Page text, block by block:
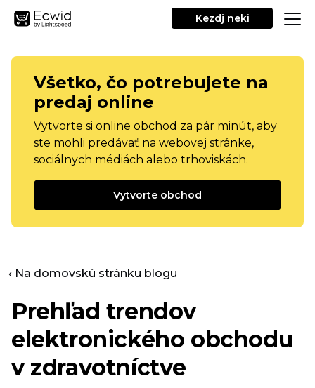
Kezdj neki
Všetko, čo potrebujete na
predaj online
Vytvorte si online obchod za pár minút, aby
ste mohli predávať na webovej stránke,
sociálnych médiách alebo trhoviskách.
Vytvorte obchod
‹ Na domovskú stránku blogu
Prehľad trendov
elektronického obchodu
v zdravotníctve